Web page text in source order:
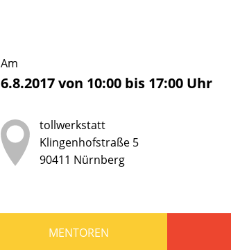
Am
6.8.2017von 10:00 bis 17:00 Uhr
tollwerkstatt
Klingenhofstraße 5
90411 Nürnberg
MENTOREN